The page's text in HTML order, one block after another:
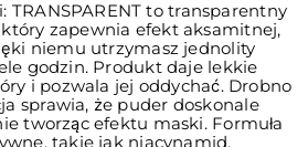
TRANSPARENT to transparentny
zapewnia efekt aksamitnej,
niemu utrzymasz jednolity
godzin. Produkt daje lekkie
i pozwala jej oddychać. Drobno
sprawia, że puder doskonale
tworząc efektu maski. Formuła
takie jak niacynamid,